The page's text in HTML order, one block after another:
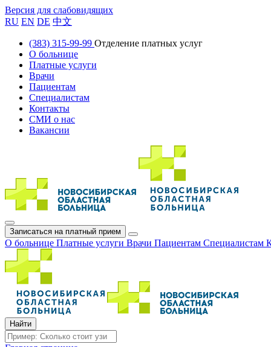
Версия для слабовидящих
RU EN DE 中文
(383) 315-99-99 Отделение платных услуг
О больнице
Платные услуги
Врачи
Пациентам
Специалистам
Контакты
СМИ о нас
Вакансии
Записаться на платный прием
О больнице Платные услуги Врачи Пациентам Специалистам